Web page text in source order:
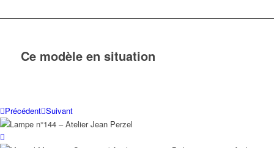
Ce modèle en situation
Précédent Suivant